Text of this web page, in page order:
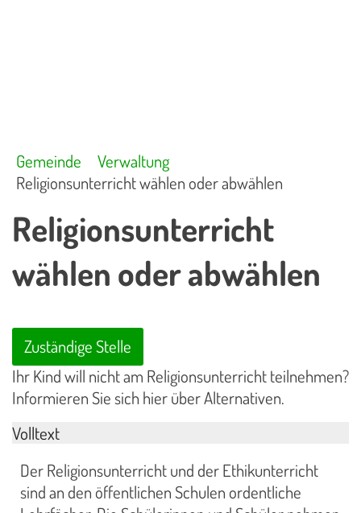
Gemeinde
Verwaltung
Religionsunterricht wählen oder abwählen
Religionsunterricht
wählen oder abwählen
Zuständige Stelle
Ihr Kind will nicht am Religionsunterricht teilnehmen?
Informieren Sie sich hier über Alternativen.
Volltext
Der Religionsunterricht und der Ethikunterricht
sind an den öffentlichen Schulen ordentliche